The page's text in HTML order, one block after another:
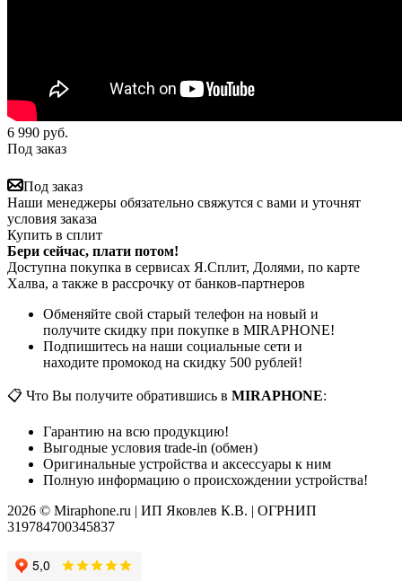
6 990 руб.
Под заказ
Под заказ
Наши менеджеры обязательно свяжутся с вами и уточнят
условия заказа
Купить в сплит
Бери сейчас, плати потом!
Доступна покупка в сервисах Я.Сплит, Долями, по карте
Халва, а также в рассрочку от банков-партнеров
Обменяйте свой старый телефон на новый и
получите скидку при покупке в MIRAPHONE!
Подпишитесь на наши социальные сети и
находите промокод на скидку 500 рублей!
📋 Что Вы получите обратившись в MIRAPHONE:
Гарантию на всю продукцию!
Выгодные условия trade-in (обмен)
Оригинальные устройства и аксессуары к ним
Полную информацию о происхождении устройства!
2026 © Miraphone.ru | ИП Яковлев К.В. | ОГРНИП
319784700345837